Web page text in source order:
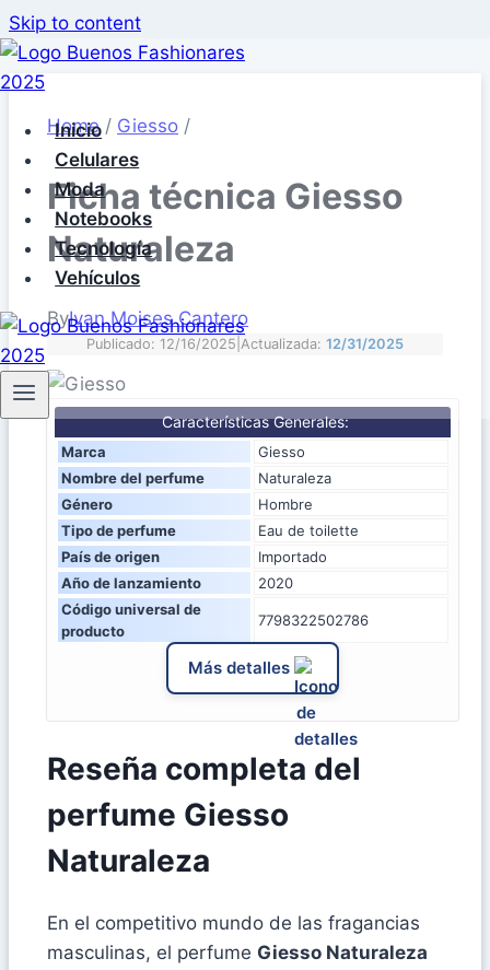
Skip to content
Inicio
Celulares
Moda
Notebooks
Tecnología
Vehículos
Home / Giesso /
Ficha técnica Giesso
Naturaleza
ByIvan Moises Cantero
Publicado: 12/16/2025 Actualizada: 12/31/2025
Características Generales:
Marca
Giesso
Nombre del perfume
Naturaleza
Género
Hombre
Tipo de perfume
Eau de toilette
País de origen
Importado
Año de lanzamiento
2020
Código universal de
producto
7798322502786
Más detalles
Reseña completa del
perfume Giesso
Naturaleza
En el competitivo mundo de las fragancias
masculinas, el perfume Giesso Naturaleza